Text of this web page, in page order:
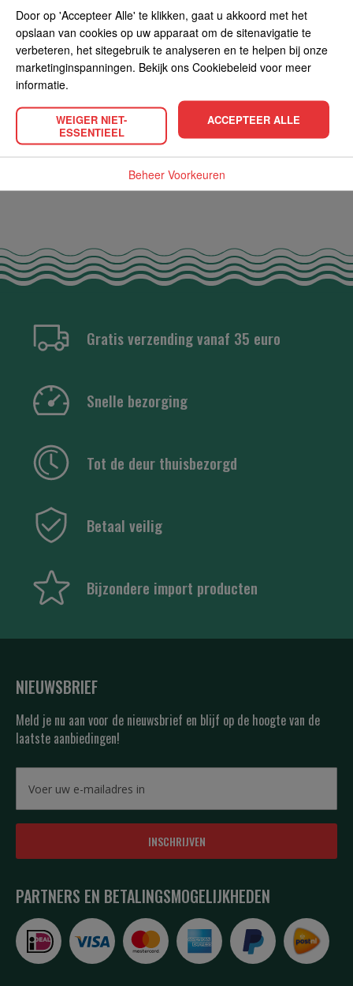
OVERIGE INFORMATIE
POPULAIRE PRODUCTEN
Gratis verzending vanaf 35 euro
Snelle bezorging
Tot de deur thuisbezorgd
Betaal veilig
Bijzondere import producten
NIEUWSBRIEF
Meld je nu aan voor de nieuwsbrief en blijf op de hoogte van de
laatste aanbiedingen!
INSCHRIJVEN
PARTNERS EN BETALINGSMOGELIJKHEDEN
Door op 'Accepteer Alle' te klikken, gaat u akkoord met het
opslaan van cookies op uw apparaat om de sitenavigatie te
verbeteren, het sitegebruik te analyseren en te helpen bij onze
marketinginspanningen. Bekijk ons Cookiebeleid voor meer
informatie.
WEIGER NIET-
ESSENTIEEL
ACCEPTEER ALLE
Beheer Voorkeuren